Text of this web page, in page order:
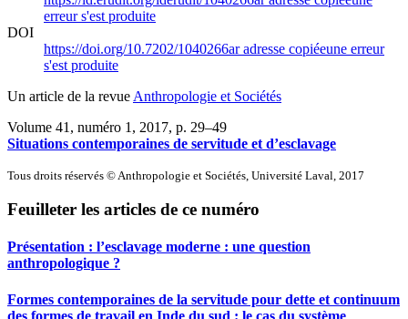
erreur s'est produite
DOI
https://doi.org/10.7202/1040266aradresse copiéeune erreur
s'est produite
Un article de la revue Anthropologie et Sociétés
Volume 41, numéro 1, 2017, p. 29–49
Situations contemporaines de servitude et d’esclavage
Tous droits réservés © Anthropologie et Sociétés, Université Laval, 2017
Feuilleter les articles de ce numéro
Présentation : l’esclavage moderne : une question
anthropologique ?
Formes contemporaines de la servitude pour dette et continuum
des formes de travail en Inde du sud : le cas du système